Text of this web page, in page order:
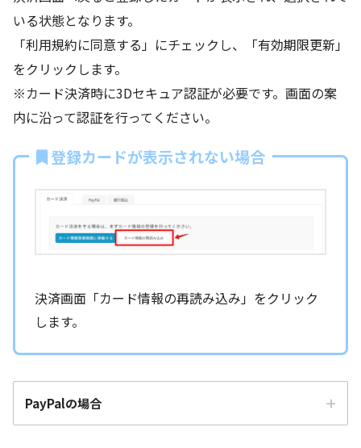
いる状態となります。
「利用規約に同意する」にチェックし、「有効期限更新」
をクリックします。
※カード決済時に3Dセキュア認証が必要です。画面の案
内に沿って認証を行ってください。
登録カードが表示されない場合
決済画面「カード情報の再読み込み」をクリック
します。
PayPalの場合